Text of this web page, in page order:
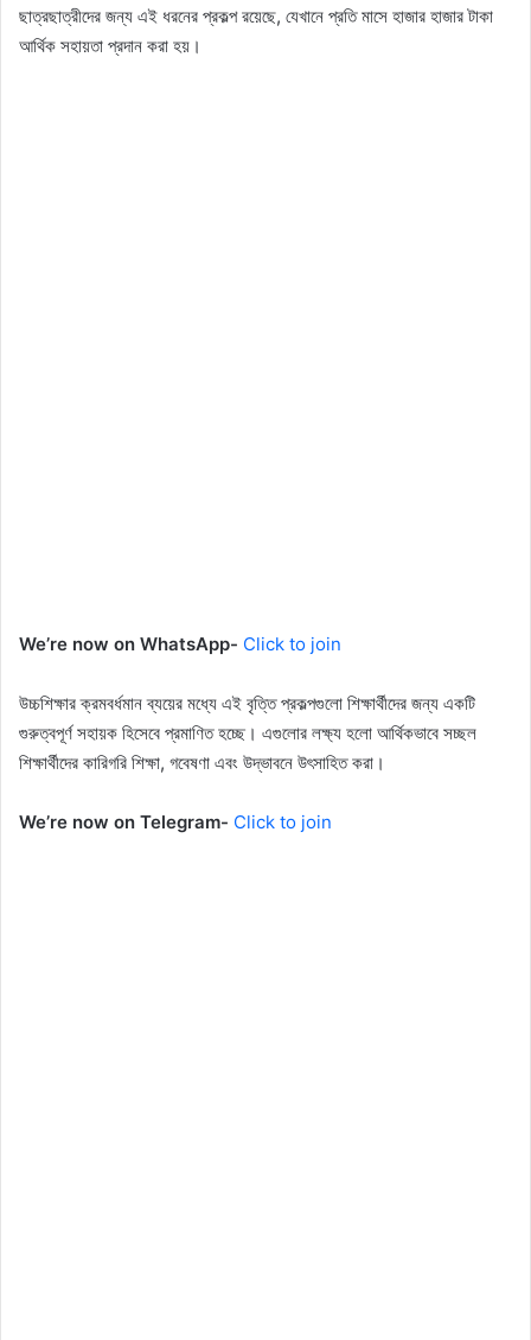
ছাত্রছাত্রীদের জন্য এই ধরনের প্রকল্প রয়েছে, যেখানে প্রতি মাসে হাজার হাজার টাকা
আর্থিক সহায়তা প্রদান করা হয়।
We’re now on WhatsApp- Click to join
উচ্চশিক্ষার ক্রমবর্ধমান ব্যয়ের মধ্যে এই বৃত্তি প্রকল্পগুলো শিক্ষার্থীদের জন্য একটি
গুরুত্বপূর্ণ সহায়ক হিসেবে প্রমাণিত হচ্ছে। এগুলোর লক্ষ্য হলো আর্থিকভাবে সচ্ছল
শিক্ষার্থীদের কারিগরি শিক্ষা, গবেষণা এবং উদ্ভাবনে উৎসাহিত করা।
We’re now on Telegram- Click to join